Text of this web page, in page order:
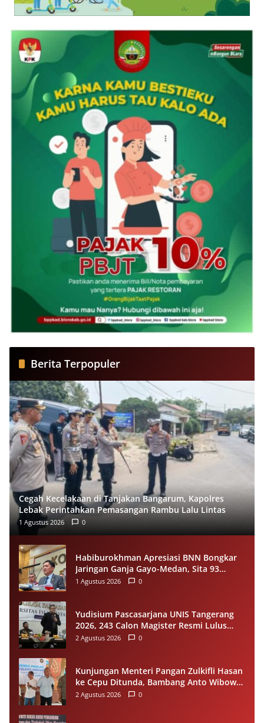
Berita Terpopuler
Cegah Kecelakaan di Tanjakan Bangarum, Kapolres
Lebak Perintahkan Pemasangan Rambu Lalu Lintas
1 Agustus 2026 0
Habiburokhman Apresiasi BNN Bongkar
Jaringan Ganja Gayo-Medan, Sita 93
Kilogram di Sumut
1 Agustus 2026 0
Yudisium Pascasarjana UNIS Tangerang
2026, 243 Calon Magister Resmi Lulus
Siap Diwisuda Oktober
2 Agustus 2026 0
Kunjungan Menteri Pangan Zulkifli Hasan
ke Cepu Ditunda, Bambang Anto Wibowo
Tetap Salurkan Bantuan kepada Warga
2 Agustus 2026 0